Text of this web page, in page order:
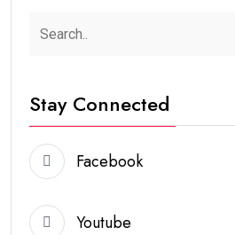
Stay Connected
Facebook
Youtube